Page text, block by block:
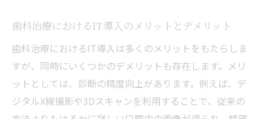
歯科治療におけるIT導入のメリットとデメリット
歯科治療におけるIT導入は多くのメリットをもたらしま
すが、同時にいくつかのデメリットも存在します。メリ
ットとしては、診断の精度向上があります。例えば、デ
ジタルX線撮影や3Dスキャンを利用することで、従来の